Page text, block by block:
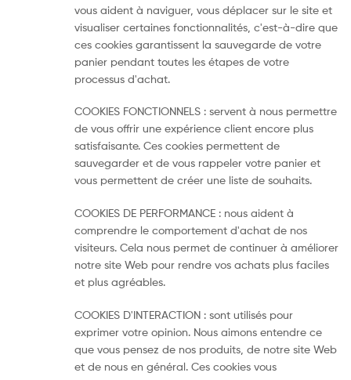
vous aident à naviguer, vous déplacer sur le site et
visualiser certaines fonctionnalités, c'est-à-dire que
ces cookies garantissent la sauvegarde de votre
panier pendant toutes les étapes de votre
processus d'achat.
COOKIES FONCTIONNELS : servent à nous permettre
de vous offrir une expérience client encore plus
satisfaisante. Ces cookies permettent de
sauvegarder et de vous rappeler votre panier et
vous permettent de créer une liste de souhaits.
COOKIES DE PERFORMANCE : nous aident à
comprendre le comportement d'achat de nos
visiteurs. Cela nous permet de continuer à améliorer
notre site Web pour rendre vos achats plus faciles
et plus agréables.
COOKIES D'INTERACTION : sont utilisés pour
exprimer votre opinion. Nous aimons entendre ce
que vous pensez de nos produits, de notre site Web
et de nous en général. Ces cookies vous